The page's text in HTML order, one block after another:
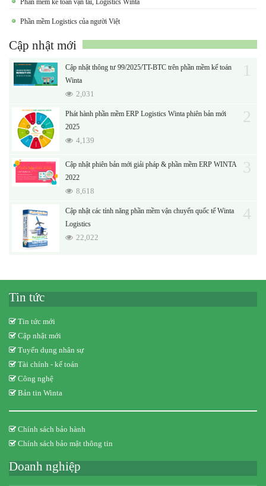
Phần mềm kế toán vận tải, Logistics Winta
Phần mềm Logistics của người Việt
Cập nhật mới
Cập nhật thông tư 99/2025/TT-BTC trên phần mềm kế toán
Winta
2,031
1
Phát hành phần mềm ERP Logistics Winta phiên bản mới
2025
4,139
2
Cập nhật phiên bản mới giải pháp & phần mềm ERP WINTA
2022
8,618
3
Cập nhật các tính năng phần mềm vận chuyển quốc tế Winta
Logistics
22,022
4
Tin tức
Tin tức mới
Cập nhật mới
Tuyển dụng nhân sự
Tài chính - kế toán
Công nghệ
Bản tin Winta
Chính sách bảo hành
Chính sách bảo mật thông tin
Doanh nghiệp